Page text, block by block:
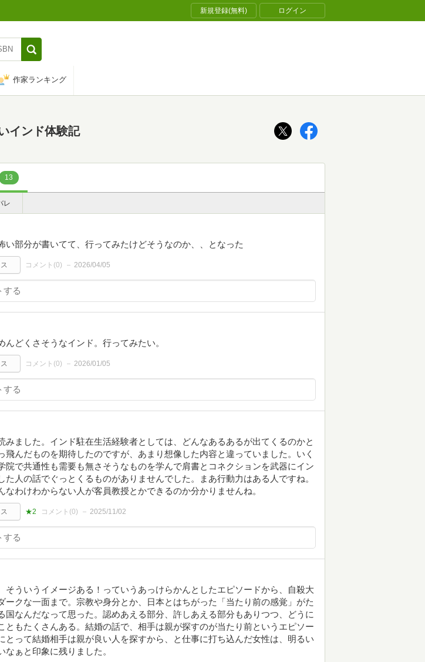
新規登録(無料) ログイン
作家ランキング
インド体験記
13
レ
い部分が書いてて、行ってみたけどそうなのか、、となった
コメント(0) 2026/04/05
んどくさそうなインド。行ってみたい。
コメント(0) 2026/01/05
みました。インド駐在生活経験者としては、どんなあるあるが出てくるのかと
飛んだものを期待したのですが、あまり想像した内容と違っていました。いく
院で共通性も需要も無さそうなものを学んで肩書とコネクションを武器にイン
た人の話でぐっとくるものがありませんでした。まあ行動力はある人ですね。
なわけわからない人が客員教授とかできるのか分かりませんね。
★2 コメント(0) 2025/11/02
そういうイメージある！っていうあっけらかんとしたエピソードから、自殺大
ークな一面まで。宗教や身分とか、日本とはちがった「当たり前の感覚」がた
国なんだなって思った。認めあえる部分、許しあえる部分もありつつ、どうに
ともたくさんある。結婚の話で、相手は親が探すのが当たり前というエピソー
とって結婚相手は親が良い人を探すから、と仕事に打ち込んだ女性は、明るい
なぁと印象に残りました。